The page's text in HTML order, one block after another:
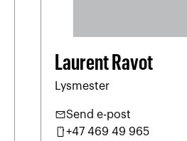
Laurent Ravot
Lysmester
mailSend e-post
mobile+47 469 49 965